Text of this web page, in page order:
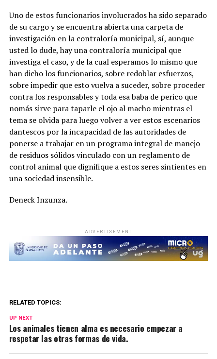
Uno de estos funcionarios involucrados ha sido separado
de su cargo y se encuentra abierta una carpeta de
investigación en la contraloría municipal, sí, aunque
usted lo dude, hay una contraloría municipal que
investiga el caso, y de la cual esperamos lo mismo que
han dicho los funcionarios, sobre redoblar esfuerzos,
sobre impedir que esto vuelva a suceder, sobre proceder
contra los responsables y toda esa baba de perico que
nomás sirve para taparle el ojo al macho mientras el
tema se olvida para luego volver a ver estos escenarios
dantescos por la incapacidad de las autoridades de
ponerse a trabajar en un programa integral de manejo
de residuos sólidos vinculado con un reglamento de
control animal que dignifique a estos seres sintientes en
una sociedad insensible.
Deneck Inzunza.
ADVERTISEMENT
RELATED TOPICS:
UP NEXT
Los animales tienen alma es necesario empezar a
respetar las otras formas de vida.